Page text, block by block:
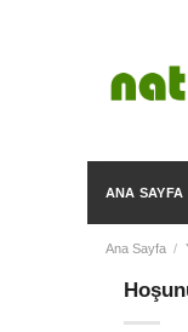
ANA SAYFA
Ana Sayfa /